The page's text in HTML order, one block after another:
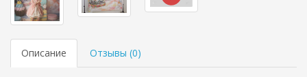
Описание Отзывы (0)